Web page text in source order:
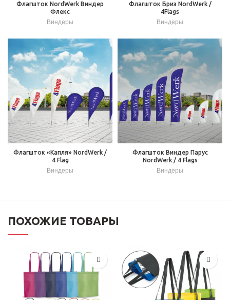
Флагшток NordWerk Виндер
Флекс
Виндеры
Флагшток Бриз NordWerk /
4Flags
Виндеры
Флагшток «Капля» NordWerk /
4 Flag
Виндеры
Флагшток Виндер Парус
NordWerk / 4 Flags
Виндеры
ПОХОЖИЕ ТОВАРЫ